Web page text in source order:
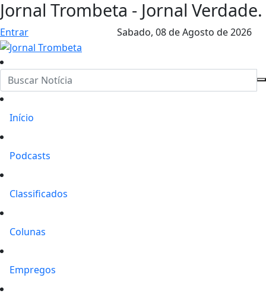
Jornal Trombeta - Jornal Verdade.
Entrar Sabado, 08 de Agosto de 2026
Início
Podcasts
Classificados
Colunas
Empregos